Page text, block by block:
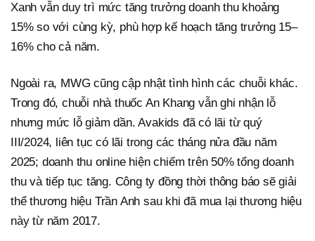
Xanh vẫn duy trì mức tăng trưởng doanh thu khoảng
15% so với cùng kỳ, phù hợp kế hoạch tăng trưởng 15–
16% cho cả năm.
Ngoài ra, MWG cũng cập nhật tình hình các chuỗi khác.
Trong đó, chuỗi nhà thuốc An Khang vẫn ghi nhận lỗ
nhưng mức lỗ giảm dần. Avakids đã có lãi từ quý
III/2024, liên tục có lãi trong các tháng nửa đầu năm
2025; doanh thu online hiện chiếm trên 50% tổng doanh
thu và tiếp tục tăng. Công ty đồng thời thông báo sẽ giải
thể thương hiệu Trần Anh sau khi đã mua lại thương hiệu
này từ năm 2017.